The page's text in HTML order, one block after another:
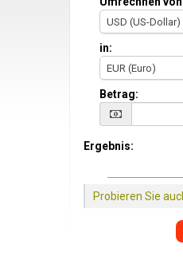
USD (US-Dollar)
in:
EUR (Euro)
Betrag:
Ergebnis:
Probieren Sie